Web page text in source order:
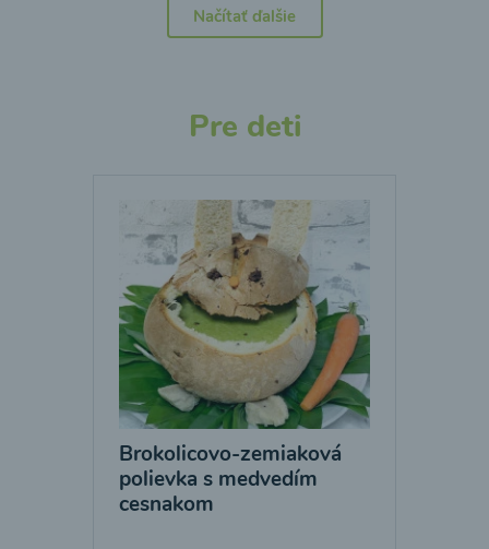
Načítať ďalšie
Pre deti
Brokolicovo-zemiaková
polievka s medvedím
cesnakom